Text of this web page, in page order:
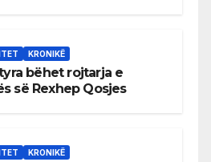
KRONIKË
bëhet rojtarja e
së Rexhep Qosjes
KRONIKË